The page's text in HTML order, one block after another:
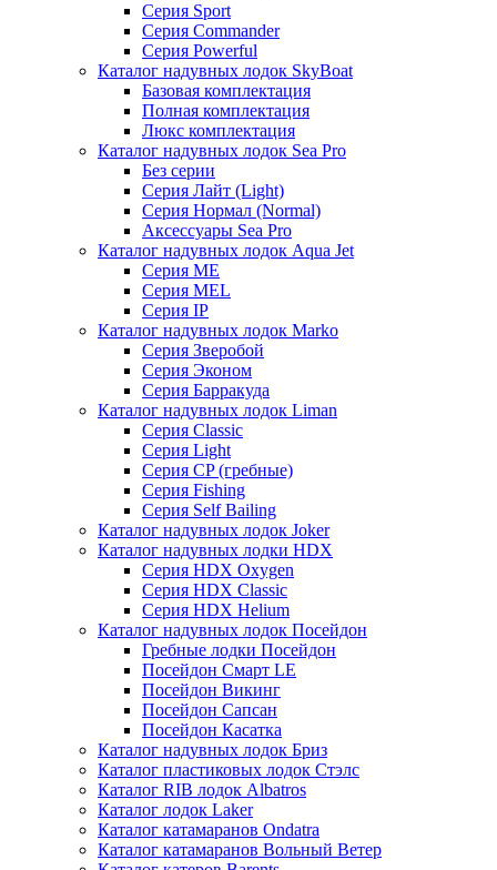
Серия Sport
Серия Commander
Серия Powerful
Каталог надувных лодок SkyBoat
Базовая комплектация
Полная комплектация
Люкс комплектация
Каталог надувных лодок Sea Pro
Без серии
Серия Лайт (Light)
Серия Нормал (Normal)
Аксессуары Sea Pro
Каталог надувных лодок Aqua Jet
Серия ME
Серия MEL
Серия IP
Каталог надувных лодок Marko
Серия Зверобой
Серия Эконом
Серия Барракуда
Каталог надувных лодок Liman
Серия Classic
Серия Light
Серия CP (гребные)
Серия Fishing
Серия Self Bailing
Каталог надувных лодок Joker
Каталог надувных лодки HDX
Серия HDX Oxygen
Серия HDX Classic
Серия HDX Helium
Каталог надувных лодок Посейдон
Гребные лодки Посейдон
Посейдон Смарт LE
Посейдон Викинг
Посейдон Сапсан
Посейдон Касатка
Каталог надувных лодок Бриз
Каталог пластиковых лодок Стэлс
Каталог RIB лодок Albatros
Каталог лодок Laker
Каталог катамаранов Ondatra
Каталог катамаранов Вольный Ветер